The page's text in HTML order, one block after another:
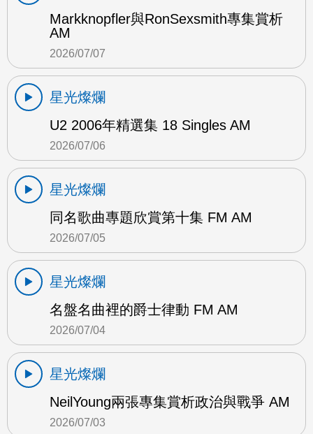
Markknopfler與RonSexsmith專集賞析
AM
2026/07/07
星光燦爛
U2 2006年精選集 18 Singles AM
2026/07/06
星光燦爛
同名歌曲專題欣賞第十集 FM AM
2026/07/05
星光燦爛
名盤名曲裡的爵士律動 FM AM
2026/07/04
星光燦爛
NeilYoung兩張專集賞析政治與戰爭 AM
2026/07/03